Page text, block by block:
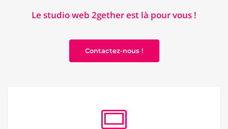
Le studio web 2gether est là pour vous !
Contactez-nous !